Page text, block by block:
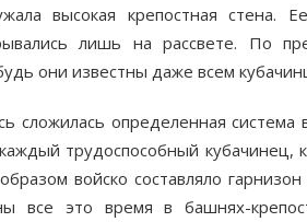
высокая крепостная стена.
лишь на рассвете. По
они известны даже всем
сложилась определенная система
трудоспособный кубачинец,
войско составляло
все это время в башнях-